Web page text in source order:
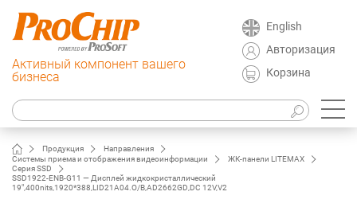
Активный компонент вашего
бизнеса
English
Авторизация
Корзина
Продукция
Направления
Системы приема и отображения видеоинформации
ЖК-панели LITEMAX
Серия SSD
SSD1922-ENB-G11 — Дисплей жидкокристаллический
19",400nits,1920*388,LID21A04.O/B,AD2662GD,DC 12V,V2